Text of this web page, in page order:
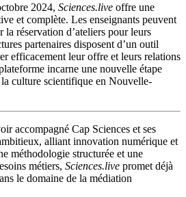
2024, Sciences.live offre une
et complète. Les enseignants peuvent
la réservation d’ateliers pour leurs
partenaires disposent d’un outil
efficacement leur offre et leurs relations
incarne une nouvelle étape
culture scientifique en Nouvelle-
accompagné Cap Sciences et ses
alliant innovation numérique et
méthodologie structurée et une
métiers, Sciences.live promet déjà
le domaine de la médiation